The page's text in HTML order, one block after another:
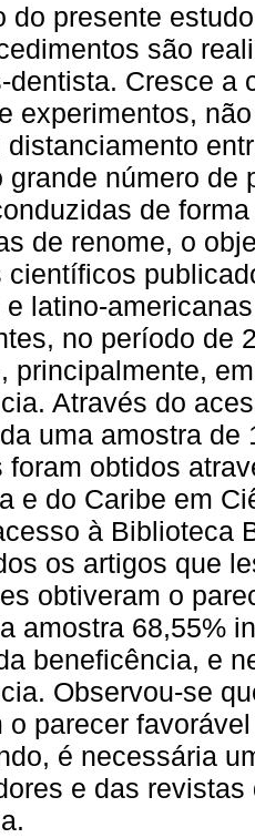
do presente
são
dentista. Cresce a
experimentos,
distanciamento
grande número de
de
de renome, o
científicos
latino-
no período de
principalmente,
Através do
uma amostra de
foram obtidos
e do Caribe em
à Biblioteca
os artigos que
obtiveram o
amostra 68,55%
beneficência, e
Observou-se
o parecer
é necessária
e das